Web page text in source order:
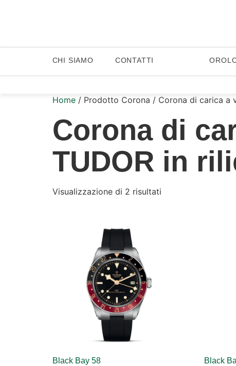
CHI SIAMO CONTATTI
Home / Prodotto Corona / Corona di carica a
Corona di
TUDOR in
Visualizzazione di 2 risultati
Black Bay 58 Black